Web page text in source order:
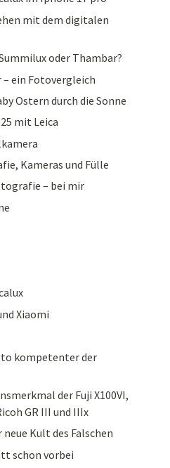
mit dem digitalen
oder Thambar?
ein Fotovergleich
Ostern durch die Sonne
mit Leica
Kameras und Fülle
– bei mir
Xiaomi
kompetenter der
der Fuji X100VI,
GR III und IIIx
Kult des Falschen
schon vorbei